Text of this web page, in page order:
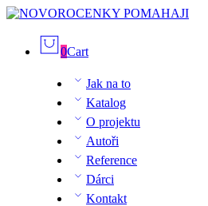
0Cart
Jak na to
Katalog
O projektu
Autoři
Reference
Dárci
Kontakt